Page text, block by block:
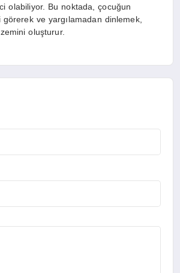
olabiliyor. Bu noktada, çocuğun
görerek ve yargılamadan dinlemek,
oluşturur.